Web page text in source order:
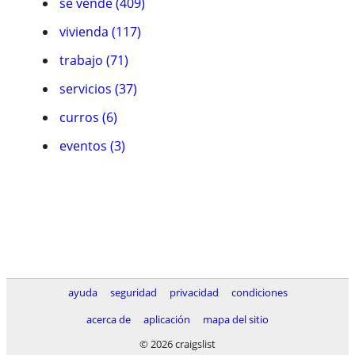
vivienda (117)
trabajo (71)
servicios (37)
curros (6)
eventos (3)
ayuda seguridad privacidad
condiciones
acerca de
aplicación
mapa del sitio
© 2026 craigslist